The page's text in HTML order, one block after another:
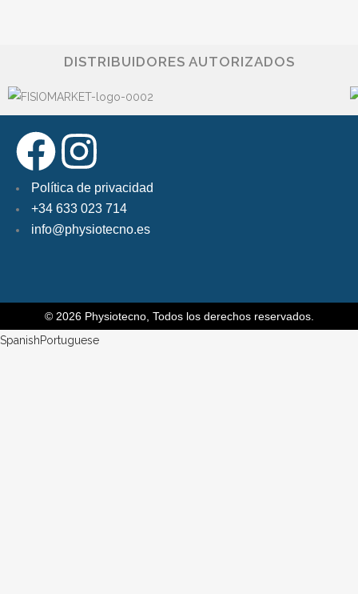
DISTRIBUIDORES AUTORIZADOS
Política de privacidad
+34 633 023 714
info@physiotecno.es
© 2026 Physiotecno, Todos los derechos reservados.
SpanishPortuguese